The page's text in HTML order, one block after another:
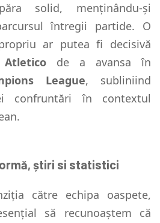
solid, menținându-și
întregii partide. O
ar putea fi decisivă
Atletico de a avansa în
League, subliniind
confruntări în contextul
știri si statistici
către echipa oaspete,
să recunoaștem că